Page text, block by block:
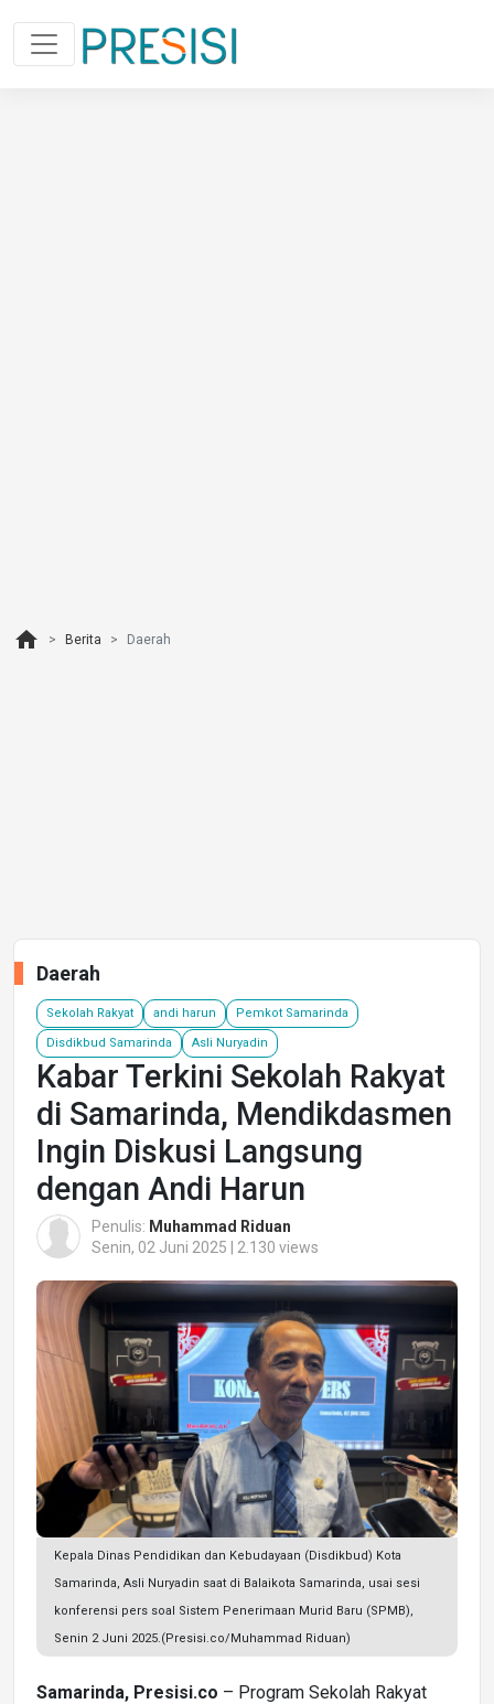
home Berita Daerah
Daerah
Sekolah Rakyat andi harun Pemkot Samarinda
Disdikbud Samarinda Asli Nuryadin
Kabar Terkini Sekolah Rakyat
di Samarinda, Mendikdasmen
Ingin Diskusi Langsung
dengan Andi Harun
Penulis: Muhammad Riduan
Senin, 02 Juni 2025 | 2.130 views
Kepala Dinas Pendidikan dan Kebudayaan (Disdikbud) Kota
Samarinda, Asli Nuryadin saat di Balaikota Samarinda, usai sesi
konferensi pers soal Sistem Penerimaan Murid Baru (SPMB),
Senin 2 Juni 2025.(Presisi.co/Muhammad Riduan)
Samarinda, Presisi.co – Program Sekolah Rakyat